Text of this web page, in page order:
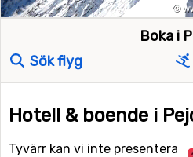
Boka i
Sök flyg
Hotell & boende i
Tyvärr kan vi inte presentera